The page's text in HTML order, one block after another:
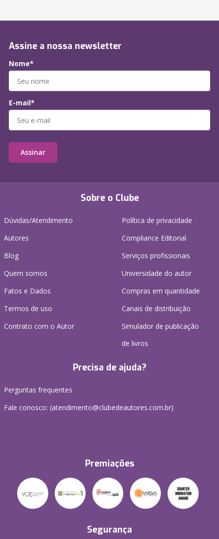
Sobre o Clube
Dúvidas/Atendimento
Autores
Blog
Quem somos
Fatos e Dados
Termos de uso
Contrato com o Autor
Política de privacidade
Compliance Editorial
Serviços profissionais
Universidade do autor
Compras em quantidade
Canais de distribuição
Simulador de publicação
de livros
Precisa de ajuda?
Perguntas frequentes
Fale conosco: (atendimento@clubedeautores.com.br)
Premiações
Segurança
Assine a nossa newsletter
Nome*
E-mail*
Assinar